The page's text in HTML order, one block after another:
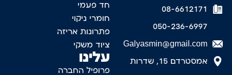
חד פעמי
חומרי ניקוי
פתרונות אריזה
ציוד משקי
עלינו
פרופיל החברה
08-6612171
050-236-6997
Galyasmin@gmail.com
אמסטרדם 15, שדרות